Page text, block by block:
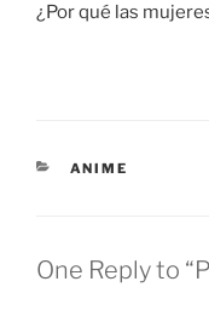
¿Por qué las
CATEGORIES
ANIME
One Reply to